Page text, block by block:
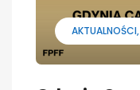
AKTUALNOŚCI